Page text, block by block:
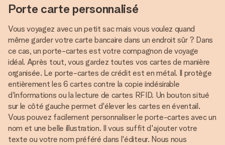
Porte carte personnalisé
Vous voyagez avec un petit sac mais vous voulez quand
même garder votre carte bancaire dans un endroit sûr ? Dans
ce cas, un porte-cartes est votre compagnon de voyage
idéal. Après tout, vous gardez toutes vos cartes de manière
organisée. Le porte-cartes de crédit est en métal. Il protège
entièrement les 6 cartes contre la copie indésirable
d'informations ou la lecture de cartes RFID. Un bouton situé
sur le côté gauche permet d'élever les cartes en éventail.
Vous pouvez facilement personnaliser le porte-cartes avec un
nom et une belle illustration. Il vous suffit d'ajouter votre
texte ou votre nom préféré dans l'éditeur. Nous nous